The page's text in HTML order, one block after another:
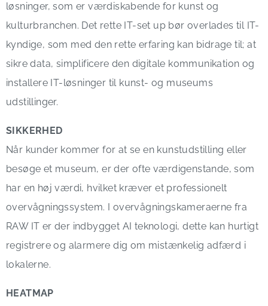
løsninger, som er værdiskabende for kunst og
kulturbranchen. Det rette IT-set up bør overlades til IT-
kyndige, som med den rette erfaring kan bidrage til; at
sikre data, simplificere den digitale kommunikation og
installere IT-løsninger til kunst- og museums
udstillinger.
SIKKERHED
Når kunder kommer for at se en kunstudstilling eller
besøge et museum, er der ofte værdigenstande, som
har en høj værdi, hvilket kræver et professionelt
overvågningssystem. I overvågningskameraerne fra
RAW IT er der indbygget AI teknologi, dette kan hurtigt
registrere og alarmere dig om mistænkelig adfærd i
lokalerne.
HEATMAP